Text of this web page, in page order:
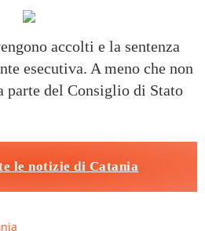
accolti e la sentenza
esecutiva. A meno che non
parte del Consiglio di Stato
le notizie di Catania